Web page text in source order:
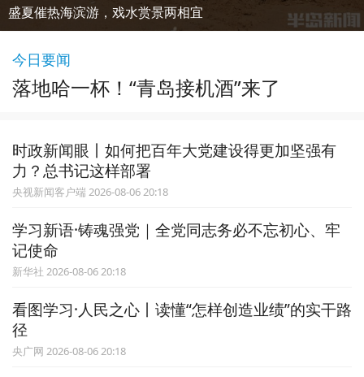
盛夏催热海滨游，戏水赏景两相宜
今日要闻
落地哈一杯！“青岛接机酒”来了
时政新闻眼丨如何把百年大党建设得更加坚强有
力？总书记这样部署
央视新闻客户端 2026-08-06 20:18
学习新语·铸魂强党｜全党同志务必不忘初心、牢
记使命
新华社 2026-08-06 20:18
看图学习·人民之心丨读懂“怎样创造业绩”的实干路
径
央广网 2026-08-06 20:18